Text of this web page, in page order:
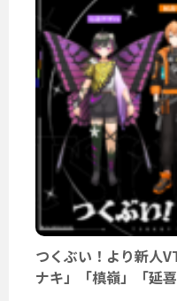
つくぶい！より新人
ナキ」「槙嶺」「延